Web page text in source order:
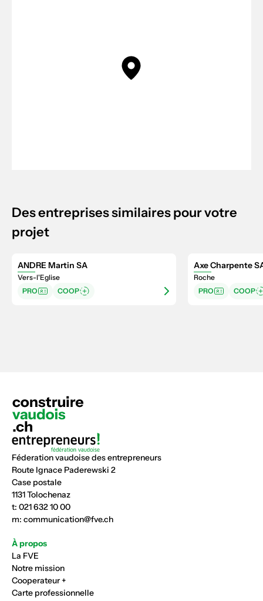
Des entreprises similaires pour votre
projet
ANDRE Martin SA
Vers-l'Eglise
PRO
COOP
Axe Charpente
Roche
PRO
COOP
Féderation vaudoise des entrepreneurs
Route Ignace Paderewski 2
Case postale
1131 Tolochenaz
t: 021 632 10 00
m: communication@fve.ch
À propos
La FVE
Notre mission
Cooperateur +
Carte professionnelle